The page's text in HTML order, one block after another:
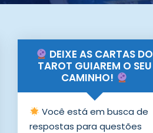
DEIXE AS CARTAS DO
TAROT GUIAREM O SEU
CAMINHO!
Você está em busca de
respostas para questões